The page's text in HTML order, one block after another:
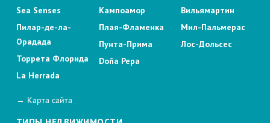
Sea Senses
Пилар-де-ла-
Орадада
Торрета Флорида
La Herrada
Кампоамор
Плая-Фламенка
Пунта-Прима
Doña Pepa
Вильямартин
Мил-Пальмерас
Лос-Дольсес
→ Карта сайта